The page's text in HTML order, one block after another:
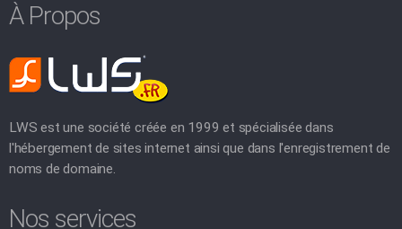
À Propos
LWS est une société créée en 1999 et spécialisée dans
l'hébergement de sites internet ainsi que dans l'enregistrement de
noms de domaine.
Nos services